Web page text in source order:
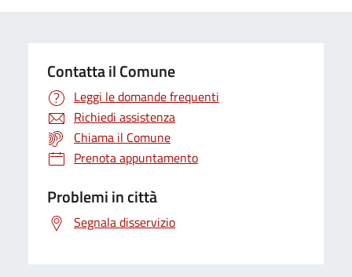
Contatta il Comune
Leggi le domande frequenti
Richiedi assistenza
Chiama il Comune
Prenota appuntamento
Problemi in città
Segnala disservizio